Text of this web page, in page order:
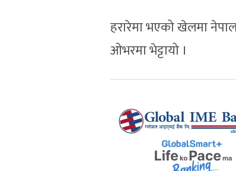
हरारेमा भएको खेलमा
ओभरमा भेट्टायो ।